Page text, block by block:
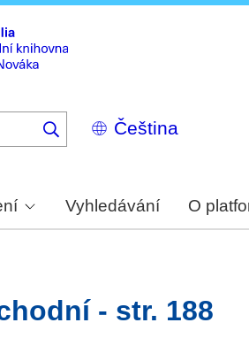
Select
your
Vyhledávání O
- str. 188